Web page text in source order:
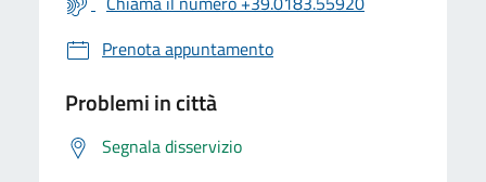
Prenota appuntamento
Problemi in città
Segnala disservizio